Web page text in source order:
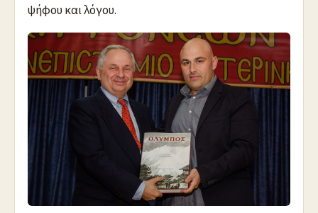
ψήφου και λόγου.